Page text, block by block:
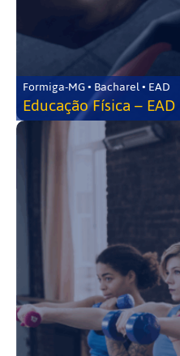
Formiga-MG • Bacharel • EAD
Educação Física – EAD